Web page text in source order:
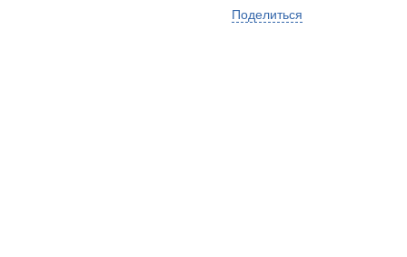
Поделиться